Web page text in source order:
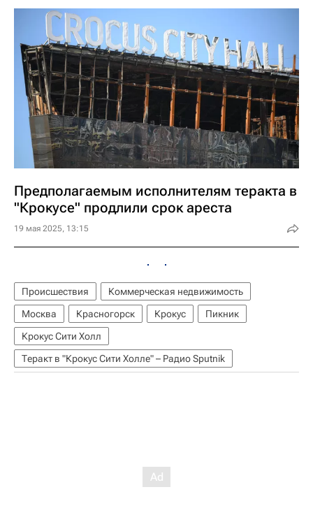
Предполагаемым исполнителям теракта в
"Крокусе" продлили срок ареста
19 мая 2025, 13:15
Происшествия
Коммерческая недвижимость
Москва
Красногорск Крокус
Пикник
Крокус Сити Холл
Теракт в "Крокус Сити Холле" – Радио Sputnik